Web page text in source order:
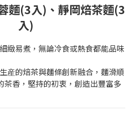
麵(3入)、靜岡焙茶麵(3
入)
緻易煮，無論冷食或熱食都能品味
産的焙茶與麵條創新融合，麵滑順
茶香，堅持的初衷，創造出豐富多